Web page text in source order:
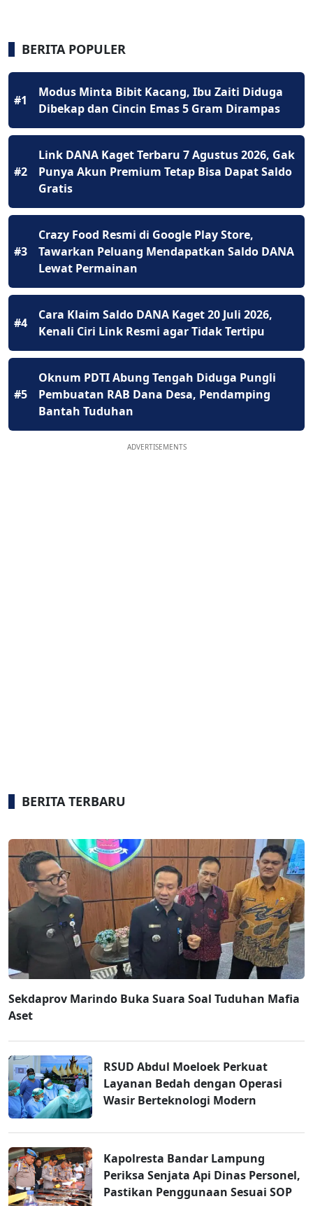
BERITA POPULER
#1
Modus Minta Bibit Kacang, Ibu Zaiti Diduga
Dibekap dan Cincin Emas 5 Gram Dirampas
#2
Link DANA Kaget Terbaru 7 Agustus 2026, Gak
Punya Akun Premium Tetap Bisa Dapat Saldo
Gratis
#3
Crazy Food Resmi di Google Play Store,
Tawarkan Peluang Mendapatkan Saldo DANA
Lewat Permainan
#4
Cara Klaim Saldo DANA Kaget 20 Juli 2026,
Kenali Ciri Link Resmi agar Tidak Tertipu
#5
Oknum PDTI Abung Tengah Diduga Pungli
Pembuatan RAB Dana Desa, Pendamping
Bantah Tuduhan
ADVERTISEMENTS
BERITA TERBARU
Sekdaprov Marindo Buka Suara Soal Tuduhan Mafia
Aset
RSUD Abdul Moeloek Perkuat
Layanan Bedah dengan Operasi
Wasir Berteknologi Modern
Kapolresta Bandar Lampung
Periksa Senjata Api Dinas Personel,
Pastikan Penggunaan Sesuai SOP